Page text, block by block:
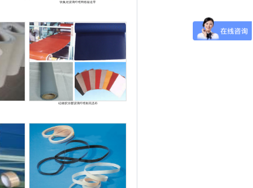
铁氟龙玻璃纤维网格输送带
硅橡胶涂覆玻璃纤维耐高温布